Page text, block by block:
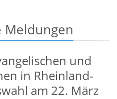
und
in Rheinland-
am 22. März